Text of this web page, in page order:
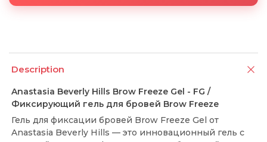
Description
Anastasia Beverly Hills Brow Freeze Gel - FG /
Фиксирующий гель для бровей Brow Freeze
Гель для фиксации бровей Brow Freeze Gel от
Anastasia Beverly Hills — это инновационный гель с